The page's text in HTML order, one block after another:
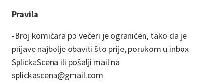
Pravila
-Broj komičara po večeri je ograničen, tako da je
prijave najbolje obaviti što prije, porukom u inbox
SplickaScena ili pošalji mail na
splickascena@gmail.com